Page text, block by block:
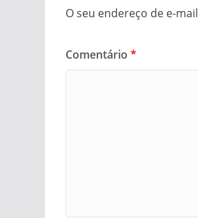
O seu endereço de e-
Comentário *